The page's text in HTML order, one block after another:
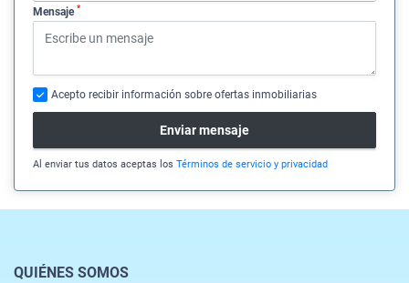
Mensaje *
Acepto recibir información sobre ofertas inmobiliarias
Enviar mensaje
Al enviar tus datos aceptas los Términos de servicio y privacidad
QUIÉNES SOMOS